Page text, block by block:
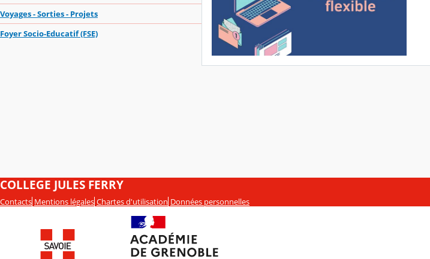
Voyages - Sorties - Projets
Foyer Socio-Educatif (FSE)
COLLEGE JULES FERRY
Contacts Mentions légales Chartes d'utilisation Données personnelles